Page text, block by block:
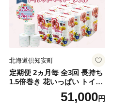
北海道倶知安町
定期便 2ヵ月毎 全3回 長持ち
1.5倍巻き 花いっぱい トイレ
ットペーパー ダブル 45ｍ 計
72ロール 全18種 花柄 プリン
51,000円